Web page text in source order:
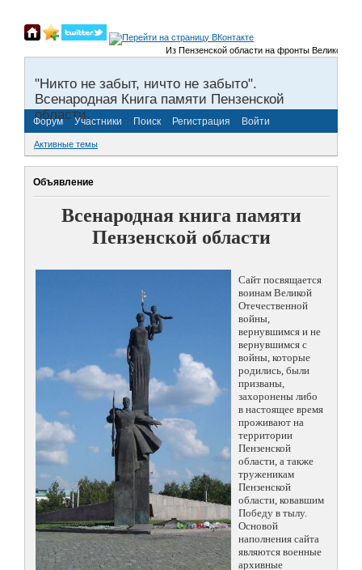
Из Пензенской области на фронты Великой
"Никто не забыт, ничто не забыто".
Всенародная Книга памяти Пензенской
области.
Форум Участники Поиск Регистрация Войти
Активные темы
Объявление
Всенародная книга памяти
Пензенской области
Сайт посвящается
воинам Великой
Отечественной
войны,
вернувшимся и не
вернувшимся с
войны, которые
родились, были
призваны,
захоронены либо
в настоящее время
проживают на
территории
Пензенской
области, а также
труженикам
Пензенской
области, ковавшим
Победу в тылу.
Основой
наполнения сайта
являются военные
архивные